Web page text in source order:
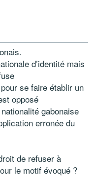
d’identité mais
se faire établir un
opposé
gabonaise
erronée du
de refuser à
le motif évoqué ?